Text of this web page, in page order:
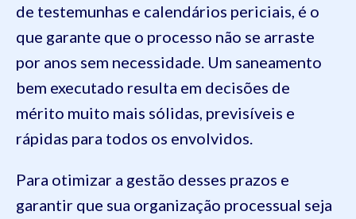
de testemunhas e calendários periciais, é o
que garante que o processo não se arraste
por anos sem necessidade. Um saneamento
bem executado resulta em decisões de
mérito muito mais sólidas, previsíveis e
rápidas para todos os envolvidos.
Para otimizar a gestão desses prazos e
garantir que sua organização processual seja